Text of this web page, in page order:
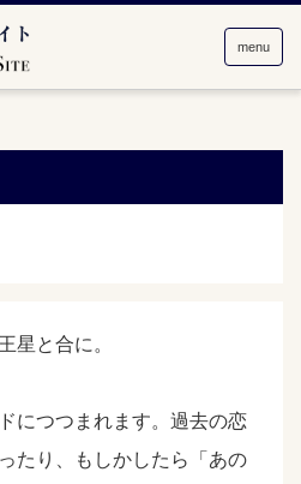
menu
星と合に。
につつまれます。過去の恋
たり、もしかしたら「あの